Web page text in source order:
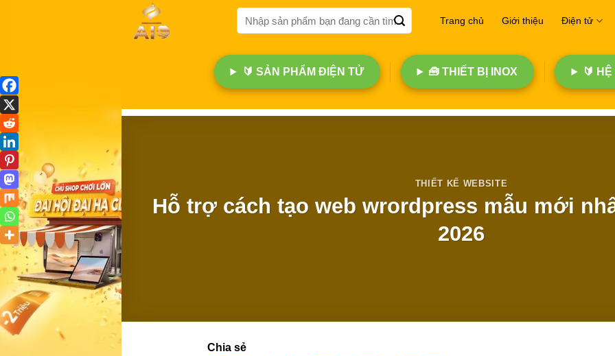
qua
nội
Tìm
kiếm:
Trang chủ Giới thiệu Điện tử
🔰 SẢN PHẨM ĐIỆN TỬ 🧰 THIẾT BỊ INOX 🔰
THIẾT KẾ WEBSITE
Hỗ trợ cách tạo web wrordpress mẫu mới
2026
Chia sẻ